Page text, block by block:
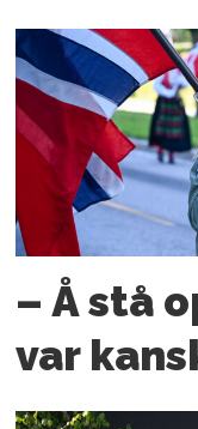
– Å stå
var